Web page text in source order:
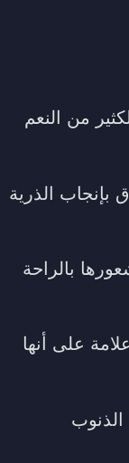
من النعم
بإنجاب الذرية
بالراحة
على أنها
الذنوب